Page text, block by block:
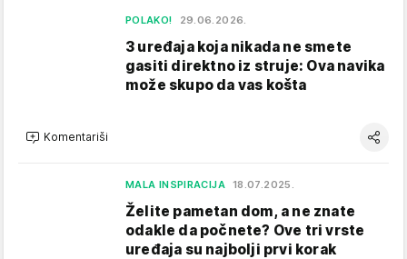
POLAKO! 29.06.2026.
3 uređaja koja nikada ne smete
gasiti direktno iz struje: Ova navika
može skupo da vas košta
Komentariši
MALA INSPIRACIJA 18.07.2025.
Želite pametan dom, a ne znate
odakle da počnete? Ove tri vrste
uređaja su najbolji prvi korak